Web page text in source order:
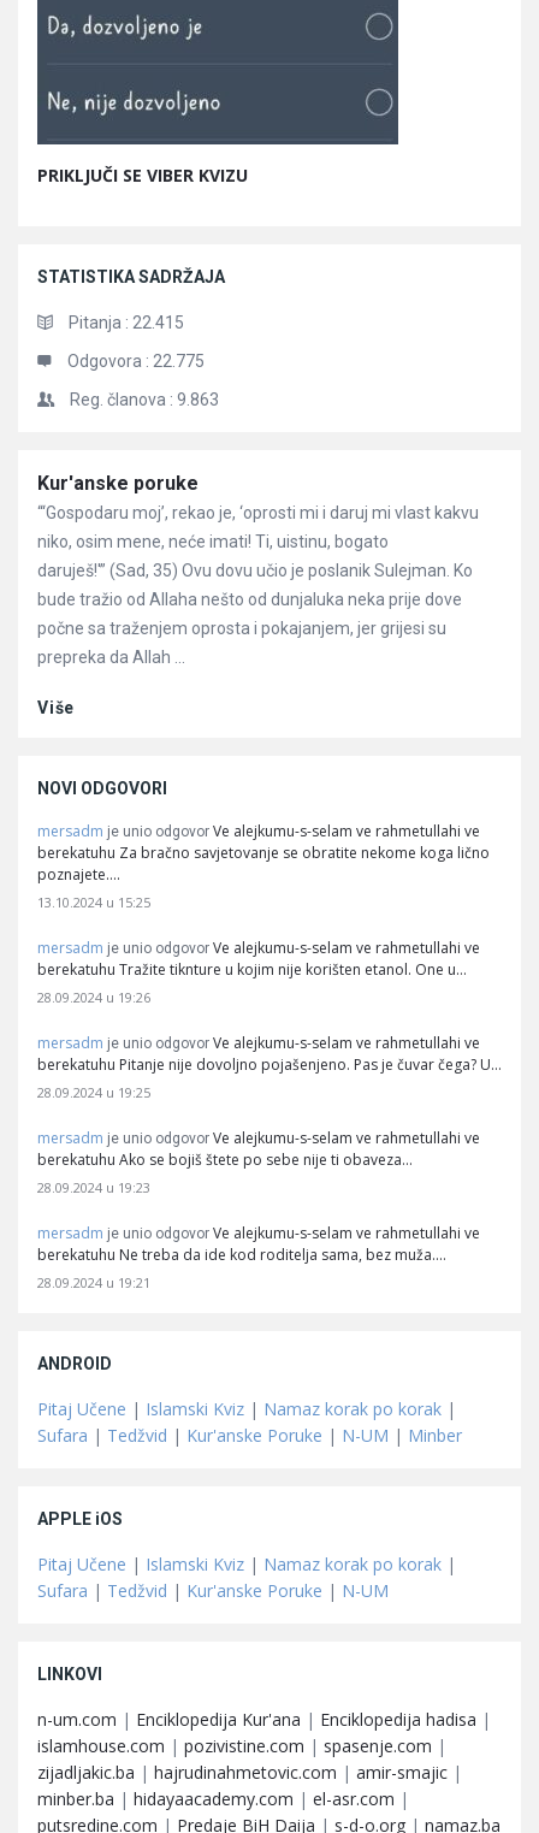
PRIKLJUČI SE VIBER KVIZU
STATISTIKA SADRŽAJA
Pitanja : 22.415
Odgovora : 22.775
Reg. članova : 9.863
Članci
Kur'anske poruke
“‘Gospodaru moj’, rekao je, ‘oprosti mi i daruj mi vlast kakvu
niko, osim mene, neće imati! Ti, uistinu, bogato
daruješ!'” (Sad, 35) Ovu dovu učio je poslanik Sulejman. Ko
bude tražio od Allaha nešto od dunjaluka neka prije dove
počne sa traženjem oprosta i pokajanjem, jer grijesi su
prepreka da Allah ...
Više
NOVI ODGOVORI
mersadm je unio odgovor Ve alejkumu-s-selam ve rahmetullahi ve
berekatuhu Za bračno savjetovanje se obratite nekome koga lično
poznajete.…
13.10.2024 u 15:25
mersadm je unio odgovor Ve alejkumu-s-selam ve rahmetullahi ve
berekatuhu Tražite tiknture u kojim nije korišten etanol. One u…
28.09.2024 u 19:26
mersadm je unio odgovor Ve alejkumu-s-selam ve rahmetullahi ve
berekatuhu Pitanje nije dovoljno pojašenjeno. Pas je čuvar čega? U…
28.09.2024 u 19:25
mersadm je unio odgovor Ve alejkumu-s-selam ve rahmetullahi ve
berekatuhu Ako se bojiš štete po sebe nije ti obaveza…
28.09.2024 u 19:23
mersadm je unio odgovor Ve alejkumu-s-selam ve rahmetullahi ve
berekatuhu Ne treba da ide kod roditelja sama, bez muža.…
28.09.2024 u 19:21
ANDROID
Pitaj Učene | Islamski Kviz | Namaz korak po korak |
Sufara | Tedžvid | Kur'anske Poruke | N-UM | Minber
APPLE iOS
Pitaj Učene | Islamski Kviz | Namaz korak po korak |
Sufara | Tedžvid | Kur'anske Poruke | N-UM
LINKOVI
n-um.com | Enciklopedija Kur'ana | Enciklopedija hadisa |
islamhouse.com | pozivistine.com | spasenje.com |
zijadljakic.ba | hajrudinahmetovic.com | amir-smajic |
minber.ba | hidayaacademy.com | el-asr.com |
putsredine.com | Predaje BiH Daija | s-d-o.org | namaz.ba